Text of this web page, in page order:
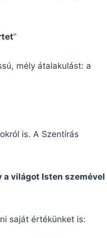
”
mély átalakulást: a
is. A Szentírás
a világot Isten szemével
saját értékünket is: